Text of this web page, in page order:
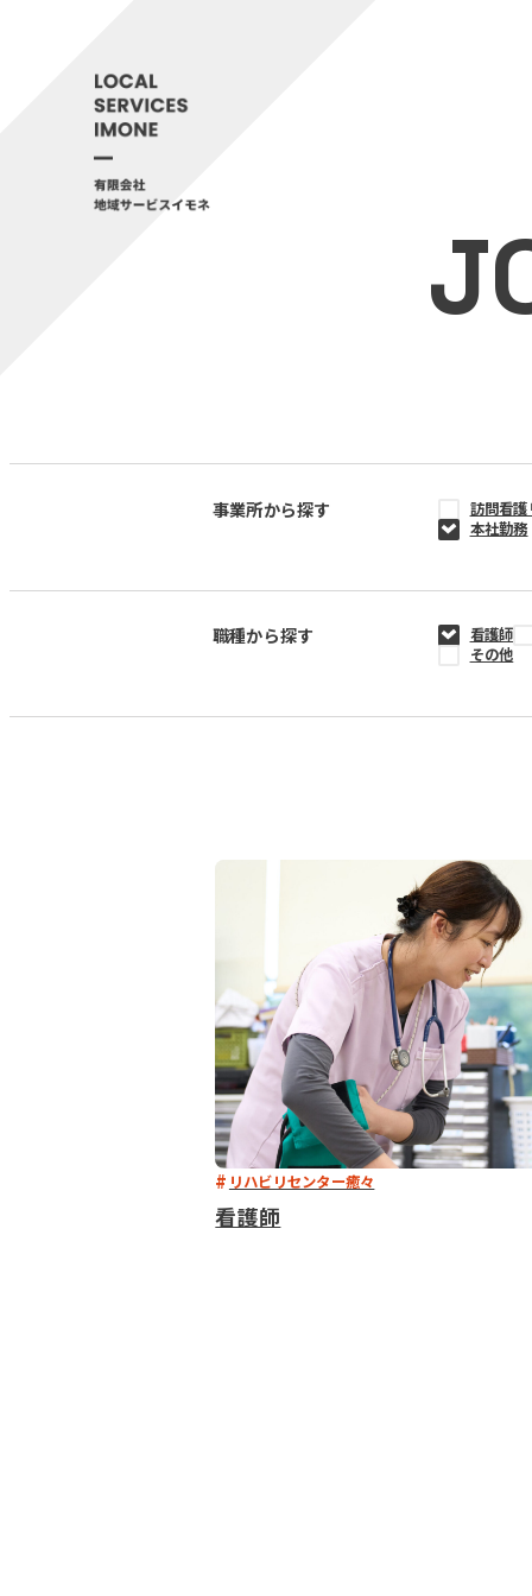
事業所から探す
訪問看
本社勤務
職種から探す
看護師
その他
リハビリセンター癒々
看護師